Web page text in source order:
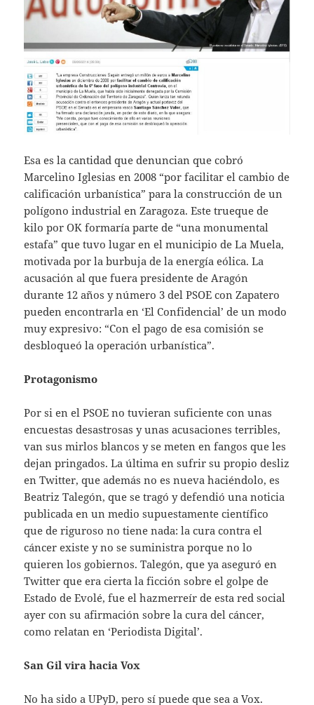
Esa es la cantidad que denuncian que cobró
Marcelino Iglesias en 2008 “por facilitar el cambio de
calificación urbanística” para la construcción de un
polígono industrial en Zaragoza. Este trueque de
kilo por OK formaría parte de “una monumental
estafa” que tuvo lugar en el municipio de La Muela,
motivada por la burbuja de la energía eólica. La
acusación al que fuera presidente de Aragón
durante 12 años y número 3 del PSOE con Zapatero
pueden encontrarla en ‘El Confidencial’ de un modo
muy expresivo: “Con el pago de esa comisión se
desbloqueó la operación urbanística”.
Protagonismo
Por si en el PSOE no tuvieran suficiente con unas
encuestas desastrosas y unas acusaciones terribles,
van sus mirlos blancos y se meten en fangos que les
dejan pringados. La última en sufrir su propio desliz
en Twitter, que además no es nueva haciéndolo, es
Beatriz Talegón, que se tragó y defendió una noticia
publicada en un medio supuestamente científico
que de riguroso no tiene nada: la cura contra el
cáncer existe y no se suministra porque no lo
quieren los gobiernos. Talegón, que ya aseguró en
Twitter que era cierta la ficción sobre el golpe de
Estado de Evolé, fue el hazmerreír de esta red social
ayer con su afirmación sobre la cura del cáncer,
como relatan en ‘Periodista Digital’.
San Gil vira hacia Vox
No ha sido a UPyD, pero sí puede que sea a Vox.